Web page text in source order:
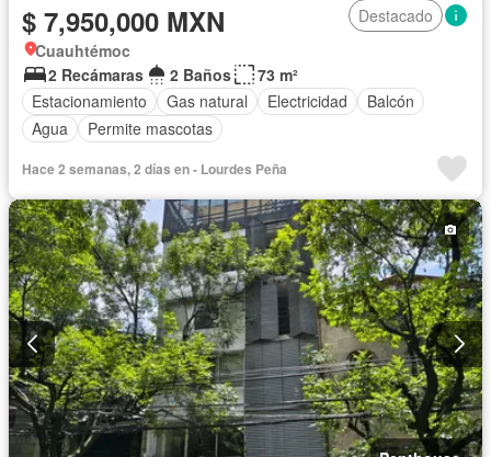
$ 7,950,000 MXN
Destacado
Cuauhtémoc
2 Recámaras
2 Baños
73 m²
Estacionamiento
Gas natural Electricidad
Balcón
Agua
Permite mascotas
Hace 2 semanas, 2 días en - Lourdes Peña